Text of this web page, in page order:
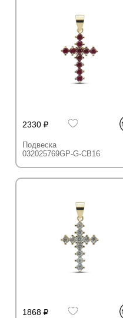
2330
Подвеска
032025769GP-G-CB16
1868